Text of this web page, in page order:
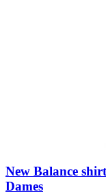
New Balance
Dames